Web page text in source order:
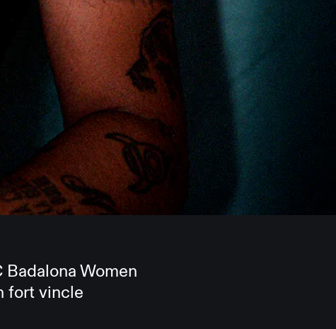
Women
fort vincle